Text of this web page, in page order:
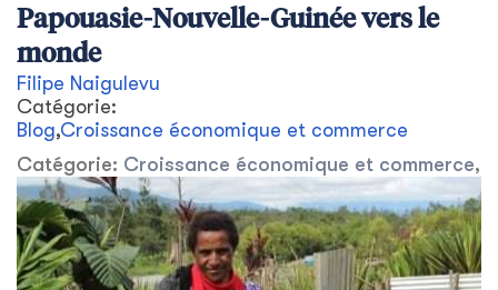
Papouasie-Nouvelle-Guinée vers le
monde
Filipe Naigulevu
Catégorie:
Blog,Croissance économique et commerce
Catégorie: Croissance économique et commerce,